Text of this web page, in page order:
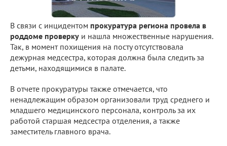
В связи с инцидентом прокуратура региона провела в
роддоме проверку и нашла множественные нарушения.
Так, в момент похищения на посту отсутствовала
дежурная медсестра, которая должна была следить за
детьми, находящимися в палате.
В отчете прокуратуры также отмечается, что
ненадлежащим образом организовали труд среднего и
младшего медицинского персонала, контроль за их
работой старшая медсестра отделения, а также
заместитель главного врача.